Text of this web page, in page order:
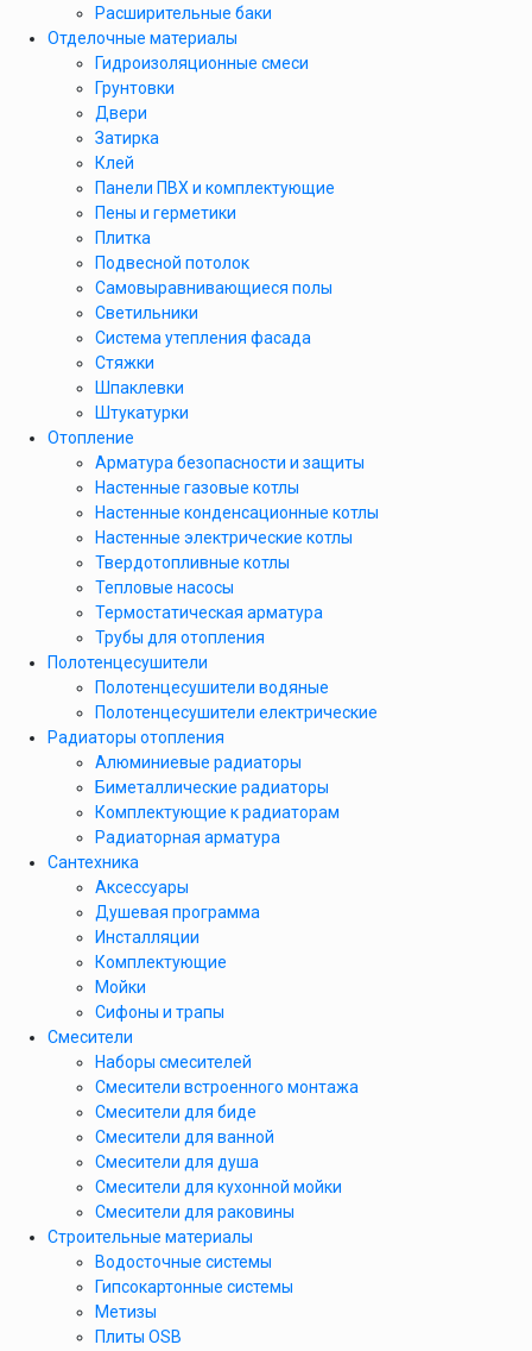
Расширительные баки
Отделочные материалы
Гидроизоляционные смеси
Грунтовки
Двери
Затирка
Клей
Панели ПВХ и комплектующие
Пены и герметики
Плитка
Подвесной потолок
Самовыравнивающиеся полы
Светильники
Система утепления фасада
Стяжки
Шпаклевки
Штукатурки
Отопление
Арматура безопасности и защиты
Настенные газовые котлы
Настенные конденсационные котлы
Настенные электрические котлы
Твердотопливные котлы
Тепловые насосы
Термостатическая арматура
Трубы для отопления
Полотенцесушители
Полотенцесушители водяные
Полотенцесушители електрические
Радиаторы отопления
Алюминиевые радиаторы
Биметаллические радиаторы
Комплектующие к радиаторам
Радиаторная арматура
Сантехника
Аксессуары
Душевая программа
Инсталляции
Комплектующие
Мойки
Сифоны и трапы
Смесители
Наборы смесителей
Смесители встроенного монтажа
Смесители для биде
Смесители для ванной
Смесители для душа
Смесители для кухонной мойки
Смесители для раковины
Строительные материалы
Водосточные системы
Гипсокартонные системы
Метизы
Плиты OSB